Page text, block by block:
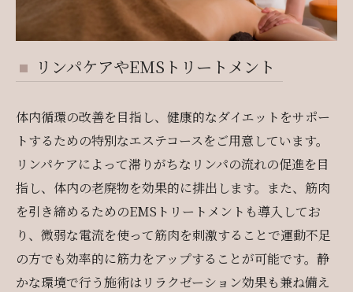
リンパケアやEMSトリートメント
体内循環の改善を目指し、健康的なダイエットをサポー
トするための特別なエステコースをご用意しています。
リンパケアによって滞りがちなリンパの流れの促進を目
指し、体内の老廃物を効果的に排出します。また、筋肉
を引き締めるためのEMSトリートメントも導入してお
り、微弱な電流を使って筋肉を刺激することで運動不足
の方でも効率的に筋力をアップすることが可能です。静
かな環境で行う施術はリラクゼーション効果も兼ね備え